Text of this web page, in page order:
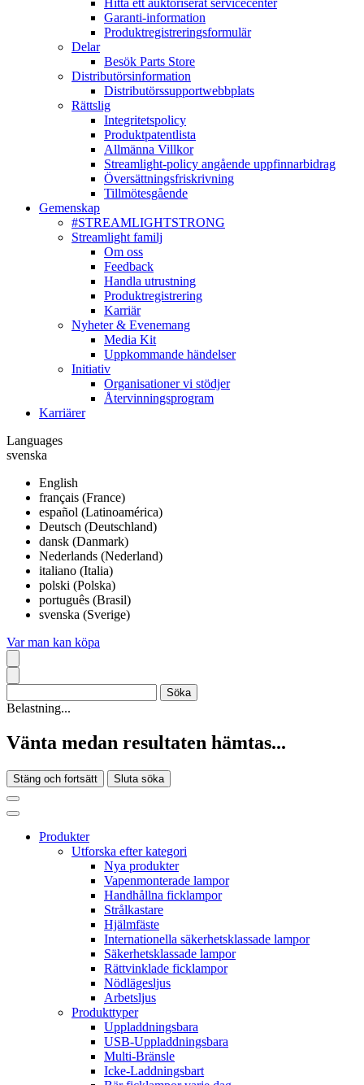
Hitta ett auktoriserat servicecenter
Garanti-information
Produktregistreringsformulär
Delar
Besök Parts Store
Distributörsinformation
Distributörssupportwebbplats
Rättslig
Integritetspolicy
Produktpatentlista
Allmänna Villkor
Streamlight-policy angående uppfinnarbidrag
Översättningsfriskrivning
Tillmötesgående
Gemenskap
#STREAMLIGHTSTRONG
Streamlight familj
Om oss
Feedback
Handla utrustning
Produktregistrering
Karriär
Nyheter & Evenemang
Media Kit
Uppkommande händelser
Initiativ
Organisationer vi stödjer
Återvinningsprogram
Karriärer
Languages
svenska
English
français (France)
español (Latinoamérica)
Deutsch (Deutschland)
dansk (Danmark)
Nederlands (Nederland)
italiano (Italia)
polski (Polska)
português (Brasil)
svenska (Sverige)
Var man kan köpa
Belastning...
Vänta medan resultaten hämtas...
Stäng och fortsätt Sluta söka
Produkter
Utforska efter kategori
Nya produkter
Vapenmonterade lampor
Handhållna ficklampor
Strålkastare
Hjälmfäste
Internationella säkerhetsklassade lampor
Säkerhetsklassade lampor
Rättvinklade ficklampor
Nödlägesljus
Arbetsljus
Produkttyper
Uppladdningsbara
USB-Uppladdningsbara
Multi-Bränsle
Icke-Laddningsbart